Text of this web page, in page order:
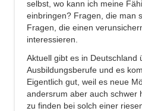
selbst, wo kann ich meine
einbringen? Fragen, die man
Fragen, die einen
interessieren.
Aktuell gibt es in Deutschland
Ausbildungsberufe und es
Eigentlich gut, weil es neue
andersrum aber auch schwer
zu finden bei solch einer